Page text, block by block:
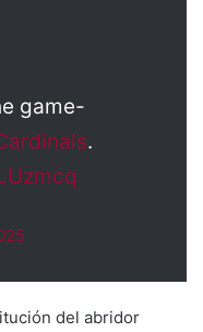
game-
.
del abridor